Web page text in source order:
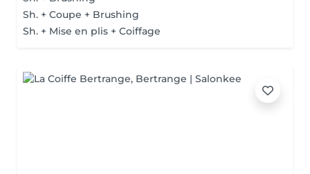
Sh. + Coupe + Brushing
Sh. + Mise en plis + Coiffage